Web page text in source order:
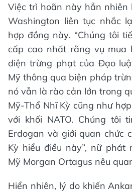
Việc trì hoãn này hẳn nhiên
Washington liên tục nhắc
hợp đồng này. “Chúng tôi
cấp cao nhất rằng vụ mua
diện trừng phạt của Đạo
Mỹ thông qua biện pháp
nó vẫn là rào cản lớn trong
Mỹ-Thổ Nhĩ Kỳ cũng như
với khối NATO. Chúng tôi
Erdogan và giới quan chức
Kỳ hiểu điều này”, nữ phát
Mỹ Morgan Ortagus nêu
Hiển nhiên, lý do khiến